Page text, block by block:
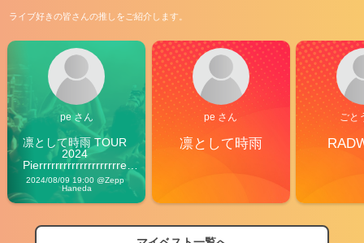
ライブ好きの皆さんの推しをご紹介します。
pe さん
凛として時雨 TOUR
2024
Pierrrrrrrrrrrrrrrrrrrre
Vibes
2024/08/09 19:00 @Zepp
Haneda
pe さん
凛として時雨
ごと